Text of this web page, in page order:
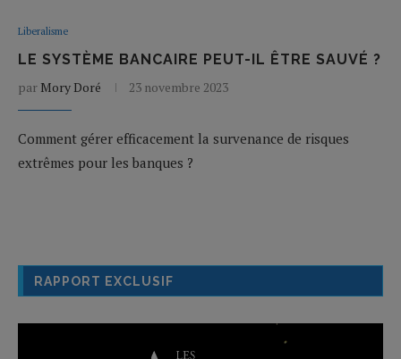
Liberalisme
LE SYSTÈME BANCAIRE PEUT-IL ÊTRE SAUVÉ ?
par Mory Doré 23 novembre 2023
Comment gérer efficacement la survenance de risques
extrêmes pour les banques ?
RAPPORT EXCLUSIF